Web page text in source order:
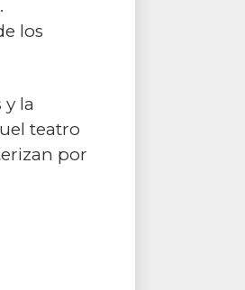
los
la
teatro
por